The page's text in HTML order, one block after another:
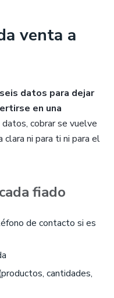
venta a
datos para dejar
en una
cobrar se vuelve
clara ni para ti ni para el
fiado
de contacto si es
cantidades,